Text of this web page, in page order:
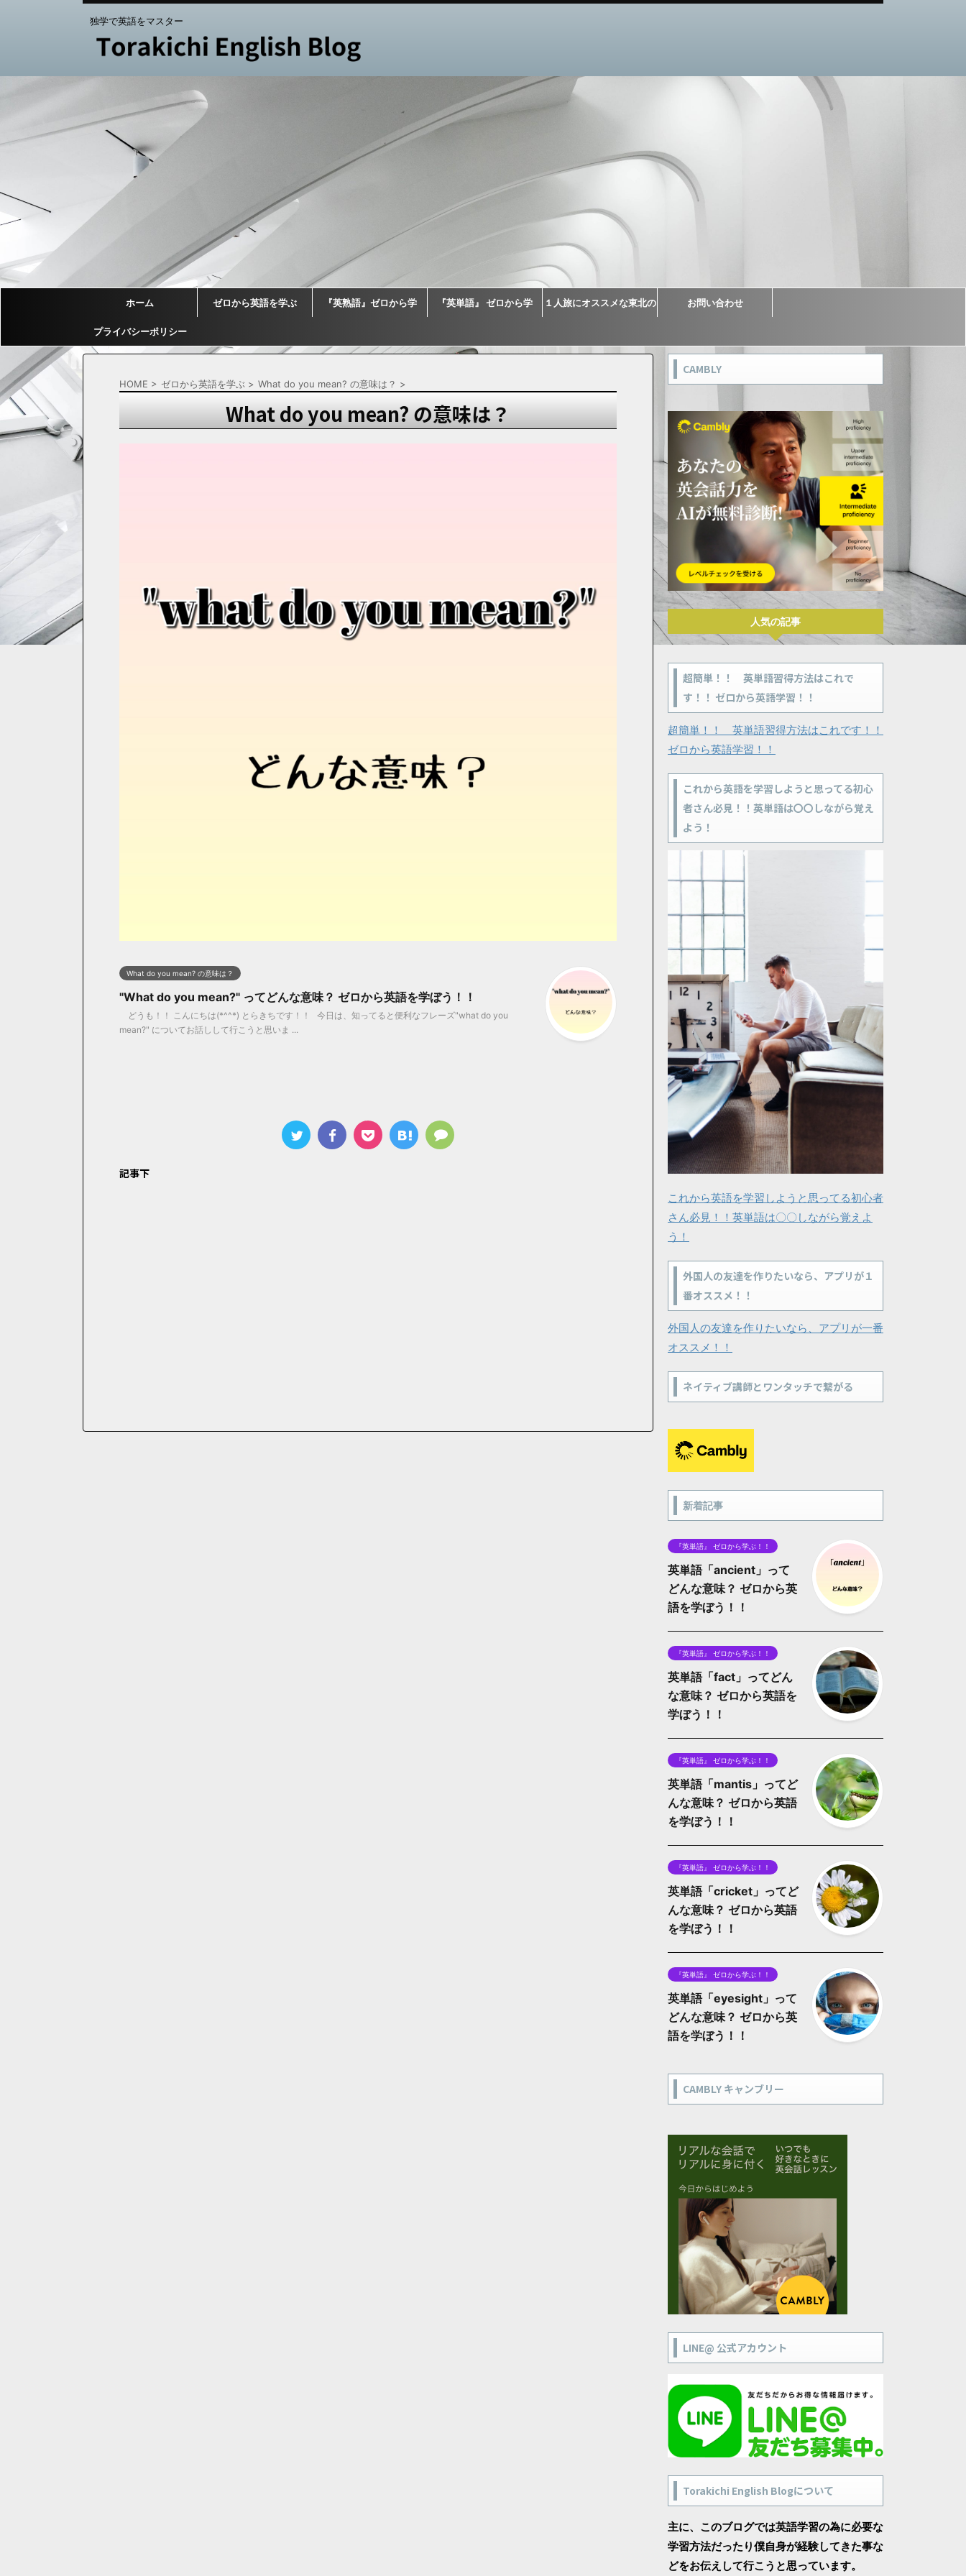
独学で英語をマスター
ホーム ゼロから英語を学ぶ 『英熟語』ゼロから学 『英単語』 ゼロから学 １人旅にオススメな東北の お問い合わせ
プライバシーポリシー
HOME > ゼロから英語を学ぶ > What do you mean? の意味は？ >
What do you mean? の意味は？
What do you mean? の意味は？
"What do you mean?" ってどんな意味？ ゼロから英語を学ぼう！！
どうも！！ こんにちは(*^^*) とらきちです！！ 今日は、知ってると便利なフレーズ"what do you
mean?" についてお話しして行こうと思いま ...
記事下
CAMBLY
人気の記事
超簡単！！ 英単語習得方法はこれで
す！！ ゼロから英語学習！！
超簡単！！ 英単語習得方法はこれです！！
ゼロから英語学習！！
これから英語を学習しようと思ってる初心
者さん必見！！英単語は〇〇しながら覚え
よう！
これから英語を学習しようと思ってる初心者
さん必見！！英単語は〇〇しながら覚えよ
う！
外国人の友達を作りたいなら、アプリが１
番オススメ！！
外国人の友達を作りたいなら、アプリが一番
オススメ！！
ネイティブ講師とワンタッチで繋がる
新着記事
『英単語』 ゼロから学ぶ！！
英単語「ancient」って
どんな意味？ ゼロから英
語を学ぼう！！
『英単語』 ゼロから学ぶ！！
英単語「fact」ってどん
な意味？ ゼロから英語を
学ぼう！！
『英単語』 ゼロから学ぶ！！
英単語「mantis」ってど
んな意味？ ゼロから英語
を学ぼう！！
『英単語』 ゼロから学ぶ！！
英単語「cricket」ってど
んな意味？ ゼロから英語
を学ぼう！！
『英単語』 ゼロから学ぶ！！
英単語「eyesight」って
どんな意味？ ゼロから英
語を学ぼう！！
CAMBLY キャンブリー
LINE@ 公式アカウント
Torakichi English Blogについて
主に、このブログでは英語学習の為に必要な
学習方法だったり僕自身が経験してきた事な
どをお伝えして行こうと思っています。